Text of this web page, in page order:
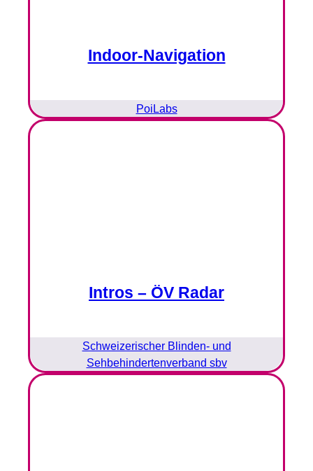
Indoor-Navigation
PoiLabs
Intros – ÖV Radar
Schweizerischer Blinden- und
Sehbehindertenverband sbv